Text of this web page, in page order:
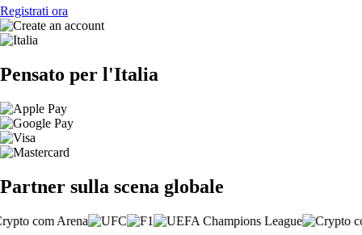
Registrati ora
Pensato per l'Italia
Partner sulla scena globale